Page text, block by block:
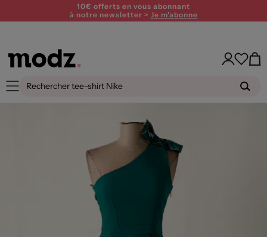
10€ offerts en vous abonnant
à notre newsletter > Je m'abonne